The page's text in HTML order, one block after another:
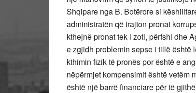
Shqipare nga B. Botërore si
administratën që trajton pronat
kthejnë pronat tek i zoti, përfshi dhe
e zgjidh problemin sepse i tillë është
kthimin fizik të pronës por është e
nëpërmjet kompensimit është vetëm
është një barrë financiare për të